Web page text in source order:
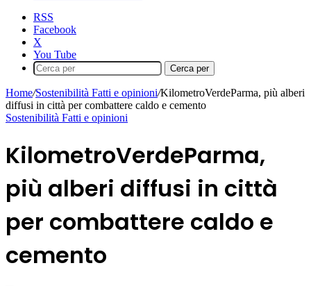
RSS
Facebook
X
You Tube
Cerca per
Home/Sostenibilità Fatti e opinioni/KilometroVerdeParma, più alberi
diffusi in città per combattere caldo e cemento
Sostenibilità Fatti e opinioni
KilometroVerdeParma,
più alberi diffusi in città
per combattere caldo e
cemento